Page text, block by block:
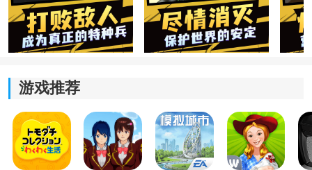
整体玩法偏传统枪战路线，上手门槛不高，进入战场后
很快就能找到熟悉的射击节奏。对喜欢FPS类型游戏的玩
家来说，玩起来不会太陌生。
2、武器与装备丰富：
从基础手枪到远距离狙击步枪，游戏准备了不少枪械装
备。不同任务适合的武器也不一样，提前搭配好装备，
打起来会轻松不少。
游戏推荐